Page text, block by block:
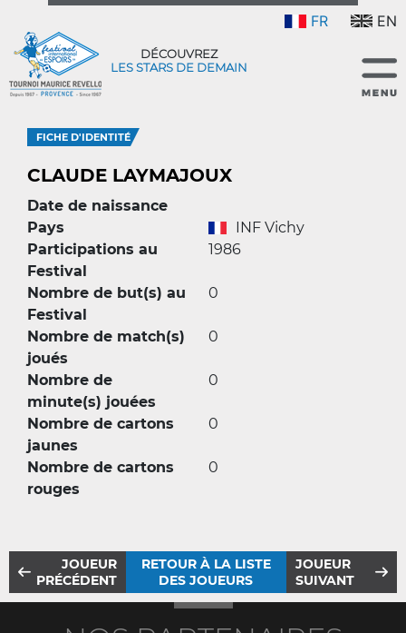
FR EN
DÉCOUVREZ
LES STARS DE DEMAIN
FICHE D'IDENTITÉ
CLAUDE LAYMAJOUX
Date de naissance
Pays
INF Vichy
Participations au
Festival
1986
Nombre de but(s) au
Festival
0
Nombre de match(s)
joués
0
Nombre de
minute(s) jouées
0
Nombre de cartons
jaunes
0
Nombre de cartons
rouges
0
JOUEUR
PRÉCÉDENT
RETOUR À LA LISTE
DES JOUEURS
JOUEUR
SUIVANT